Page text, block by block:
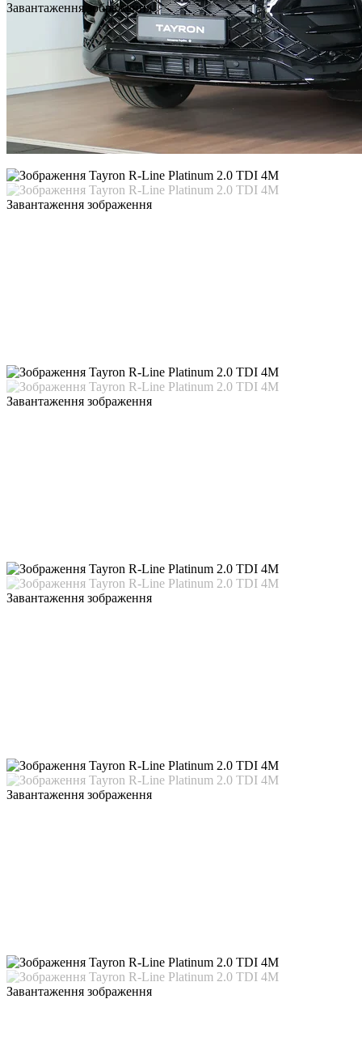
Завантаження зображення
Завантаження зображення
Завантаження зображення
Завантаження зображення
Завантаження зображення
Завантаження зображення